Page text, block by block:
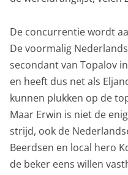
De concurrentie wordt
De voormalig
secondant van Topalov
en heeft dus net als
kunnen plukken op de
Maar Erwin is niet de
strijd, ook de
Beerdsen en local hero
de beker eens willen